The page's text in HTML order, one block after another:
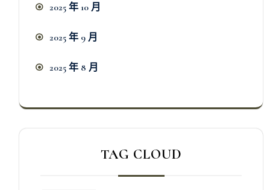
2025 年 10 月
2025 年 9 月
2025 年 8 月
TAG CLOUD